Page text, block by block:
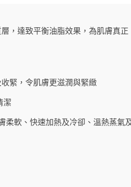
，達致平衡油脂效果，為肌膚真正
緊，令肌膚更滋潤與緊緻
潔
柔軟、快速加熱及冷卻、溫熱蒸氣